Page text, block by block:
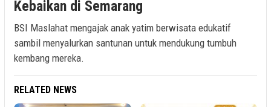
Kebaikan di Semarang
BSI Maslahat mengajak anak yatim berwisata edukatif
sambil menyalurkan santunan untuk mendukung tumbuh
kembang mereka.
RELATED NEWS